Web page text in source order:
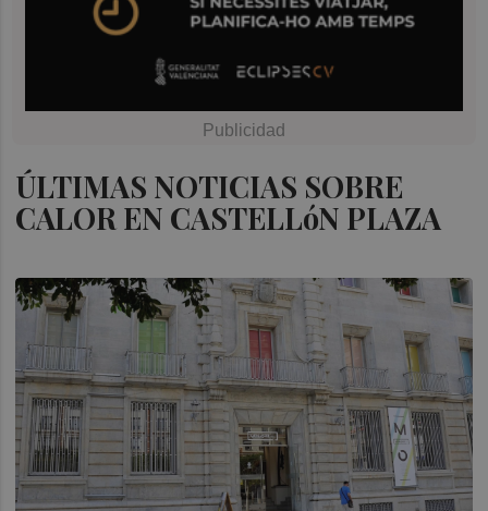
ÚLTIMAS NOTICIAS SOBRE
CALOR EN CASTELLóN PLAZA